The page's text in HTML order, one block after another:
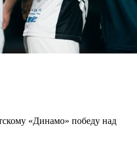
«Динамо» победу над